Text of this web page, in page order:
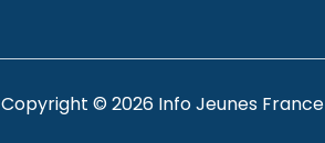
Copyright © 2026 Info Jeunes France